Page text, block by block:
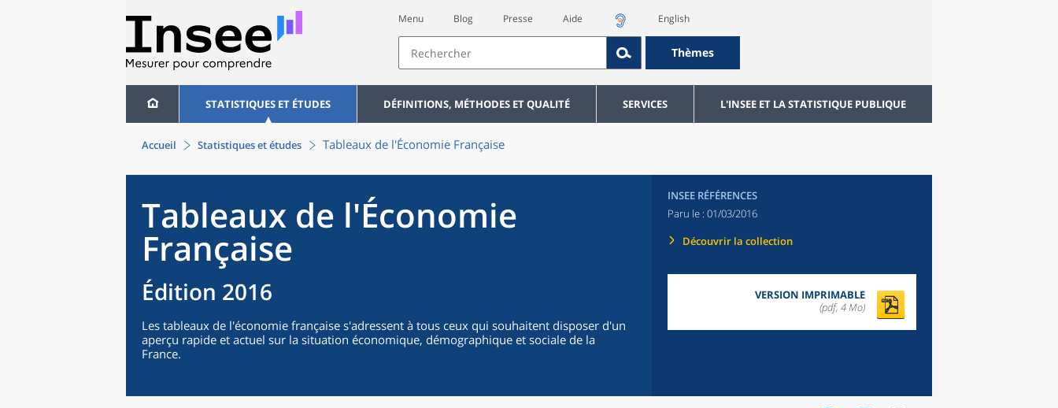
Menu Blog Presse Aide English
Thèmes
STATISTIQUES ET ÉTUDES DÉFINITIONS, MÉTHODES ET QUALITÉ SERVICES L'INSEE ET LA STATISTIQUE PUBLIQUE
Accueil Statistiques et études Tableaux de l'Économie Française
Tableaux de l'Économie
Française
Édition 2016
Les tableaux de l'économie française s'adressent à tous ceux qui souhaitent disposer d'un
aperçu rapide et actuel sur la situation économique, démographique et sociale de la
France.
INSEE RÉFÉRENCES
Paru le : 01/03/2016
Découvrir la collection
VERSION IMPRIMABLE
(pdf, 4 Mo)